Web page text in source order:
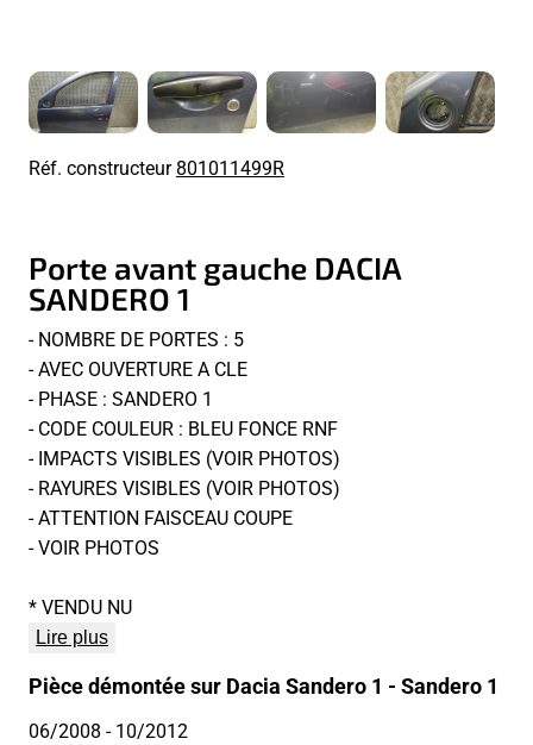
Réf. constructeur801011499R
Porte avant gauche DACIA
SANDERO 1
- NOMBRE DE PORTES : 5
- AVEC OUVERTURE A CLE
- PHASE : SANDERO 1
- CODE COULEUR : BLEU FONCE RNF
- IMPACTS VISIBLES (VOIR PHOTOS)
- RAYURES VISIBLES (VOIR PHOTOS)
- ATTENTION FAISCEAU COUPE
- VOIR PHOTOS
* VENDU NU
Lire plus
Pièce démontée sur Dacia Sandero 1 - Sandero 1
06/2008- 10/2012